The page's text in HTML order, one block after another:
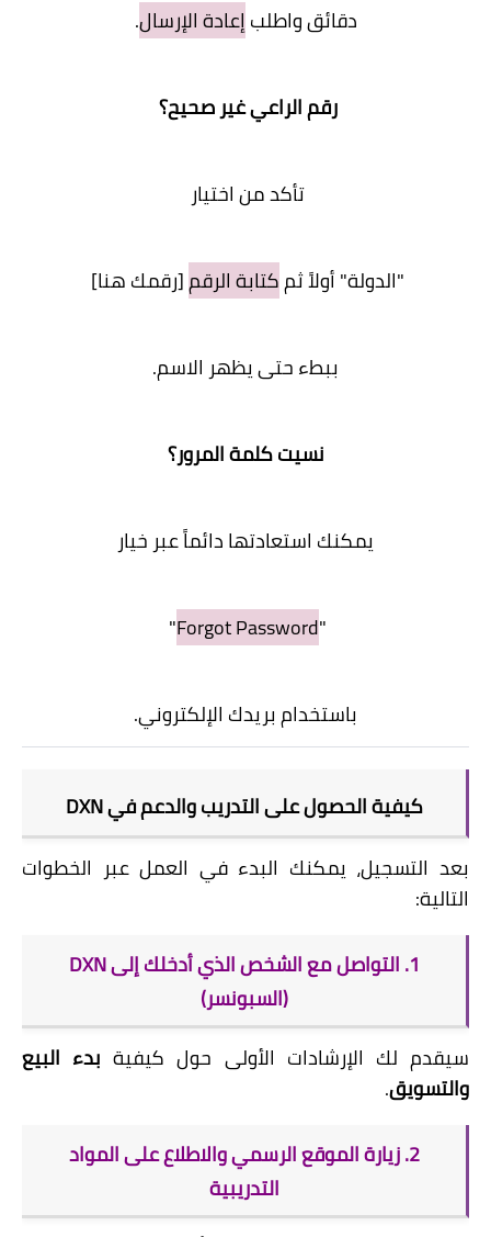
دقائق واطلبإعادة الإرسال.
رقم الراعي غير صحيح؟
تأكد من اختيار
"الدولة" أولاً ثمكتابة الرقم[رقمك هنا]
ببطء حتى يظهر الاسم.
نسيت كلمة المرور؟
يمكنك استعادتها دائماً عبر خيار
"
Forgot Password
"
باستخدام بريدك الإلكتروني.
كيفية الحصول على التدريب والدعم في DXN
بعد التسجيل، يمكنك البدء في العمل عبر الخطوات
التالية:
1. التواصل مع الشخص الذي أدخلك إلى DXN
(السبونسر)
سيقدم لك الإرشادات الأولى حول كيفية بدء البيع
والتسويق.
2. زيارة الموقع الرسمي والاطلاع على المواد
التدريبية